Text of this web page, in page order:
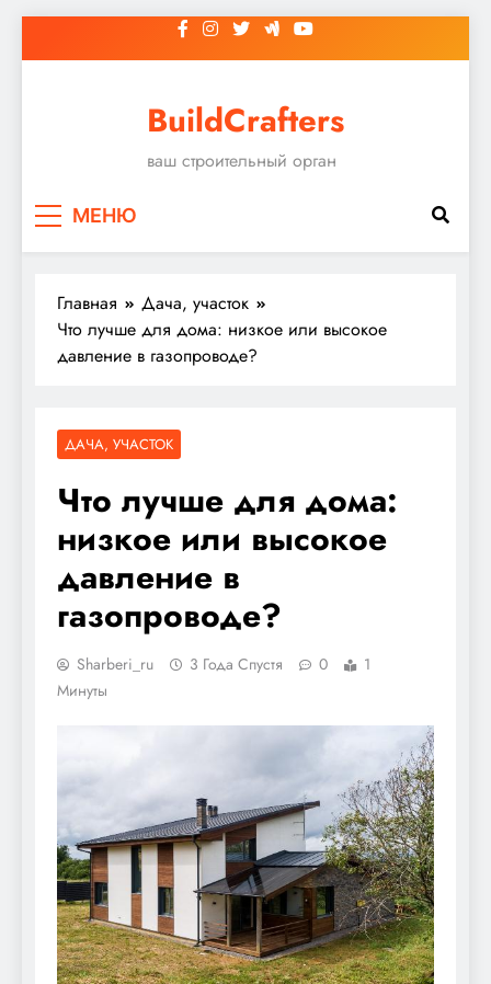
к
BuildCrafters
ваш строительный орган
МЕНЮ
Главная
Дача, участок
Что лучше для дома: низкое или высокое
давление в газопроводе?
ДАЧА, УЧАСТОК
Что лучше для дома:
низкое или высокое
давление в
газопроводе?
Sharberi_ru 3 Года Спустя 0
1
Минуты